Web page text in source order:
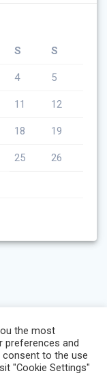
S S
4 5
11 12
18 19
25 26
the most
preferences and
consent to the use
"Cookie Settings"